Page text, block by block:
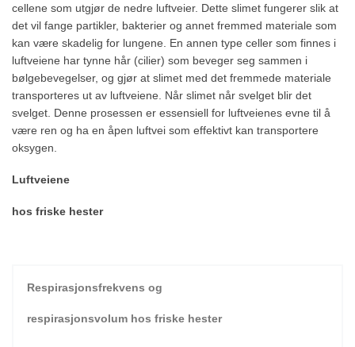
cellene som utgjør de nedre luftveier. Dette slimet fungerer slik at
det vil fange partikler, bakterier og annet fremmed materiale som
kan være skadelig for lungene. En annen type celler som finnes i
luftveiene har tynne hår (cilier) som beveger seg sammen i
bølgebevegelser, og gjør at slimet med det fremmede materiale
transporteres ut av luftveiene. Når slimet når svelget blir det
svelget. Denne prosessen er essensiell for luftveienes evne til å
være ren og ha en åpen luftvei som effektivt kan transportere
oksygen.
Luftveiene
hos friske hester
Respirasjonsfrekvens og
respirasjonsvolum hos friske hester